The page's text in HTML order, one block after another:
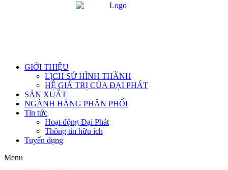
GIỚI THIỆU
LỊCH SỬ HÌNH THÀNH
HỆ GIÁ TRỊ CỦA ĐẠI PHÁT
SẢN XUẤT
NGÀNH HÀNG PHÂN PHỐI
Tin tức
Hoạt động Đại Phát
Thông tin hữu ích
Tuyển dụng
Menu